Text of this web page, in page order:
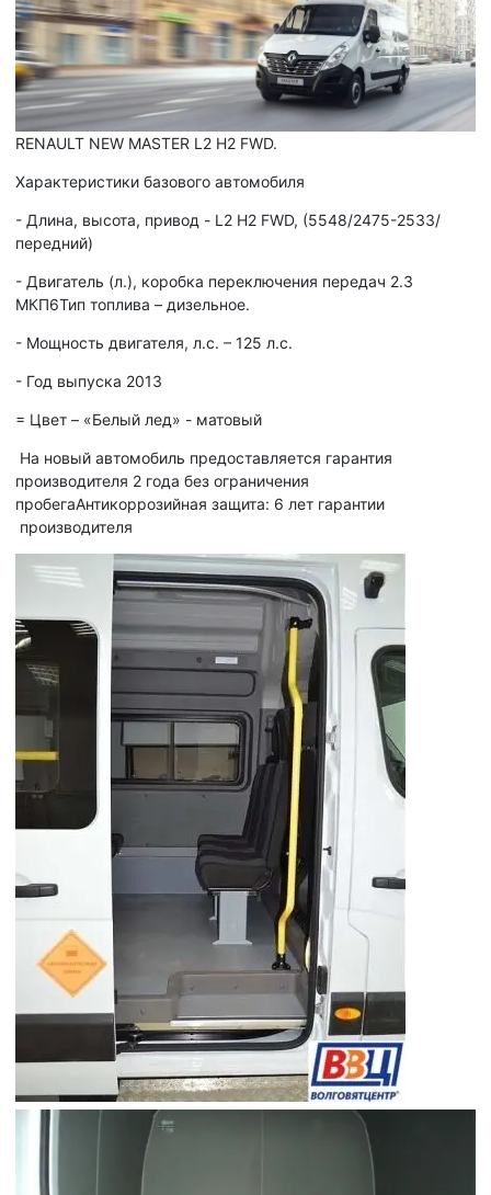
RENAULT NEW MASTER L2 H2 FWD.
Характеристики базового автомобиля
- Длина, высота, привод - L2 H2 FWD, (5548/2475-2533/
передний)
- Двигатель (л.), коробка переключения передач 2.3
МКП6Тип топлива – дизельное.
- Мощность двигателя, л.с. – 125 л.с.
- Год выпуска 2013
= Цвет – «Белый лед» - матовый
На новый автомобиль предоставляется гарантия
производителя 2 года без ограничения
пробегаАнтикоррозийная защита: 6 лет гарантии
производителя